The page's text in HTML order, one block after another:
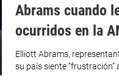
Abrams cuando
ocurridos en la
Elliott Abrams,
su país siente